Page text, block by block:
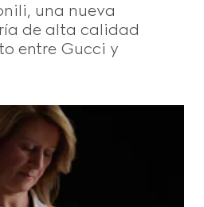
una nueva
de alta calidad
entre Gucci y